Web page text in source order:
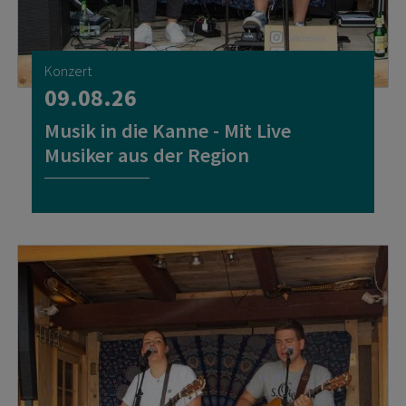
Konzert
09.08.26
Musik in die Kanne - Mit Live
Musiker aus der Region